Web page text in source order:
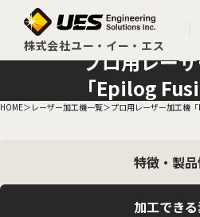
プロ用レー
「Epilog
HOME レーザー加工機一覧 プロ用レーザー加工機「
特徴・製
加工でき